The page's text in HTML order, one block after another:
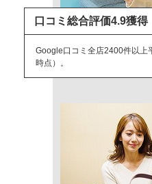
口コミ総合評価4.9獲得
Google口コミ全店2400件以上
時点）。